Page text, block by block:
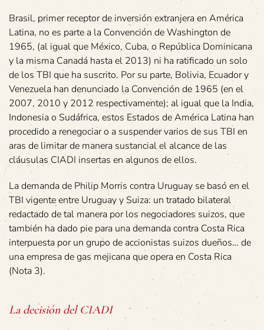
Brasil, primer receptor de inversión extranjera en América
Latina, no es parte a la Convención de Washington de
1965, (al igual que México, Cuba, o República Dominicana
y la misma Canadá hasta el 2013) ni ha ratificado un solo
de los TBI que ha suscrito. Por su parte, Bolivia, Ecuador y
Venezuela han denunciado la Convención de 1965 (en el
2007, 2010 y 2012 respectivamente); al igual que la India,
Indonesia o Sudáfrica, estos Estados de América Latina han
procedido a renegociar o a suspender varios de sus TBI en
aras de limitar de manera sustancial el alcance de las
cláusulas CIADI insertas en algunos de ellos.
La demanda de Philip Morris contra Uruguay se basó en el
TBI vigente entre Uruguay y Suiza: un tratado bilateral
redactado de tal manera por los negociadores suizos, que
también ha dado pie para una demanda contra Costa Rica
interpuesta por un grupo de accionistas suizos dueños… de
una empresa de gas mejicana que opera en Costa Rica
(Nota 3).
La decisión del CIADI